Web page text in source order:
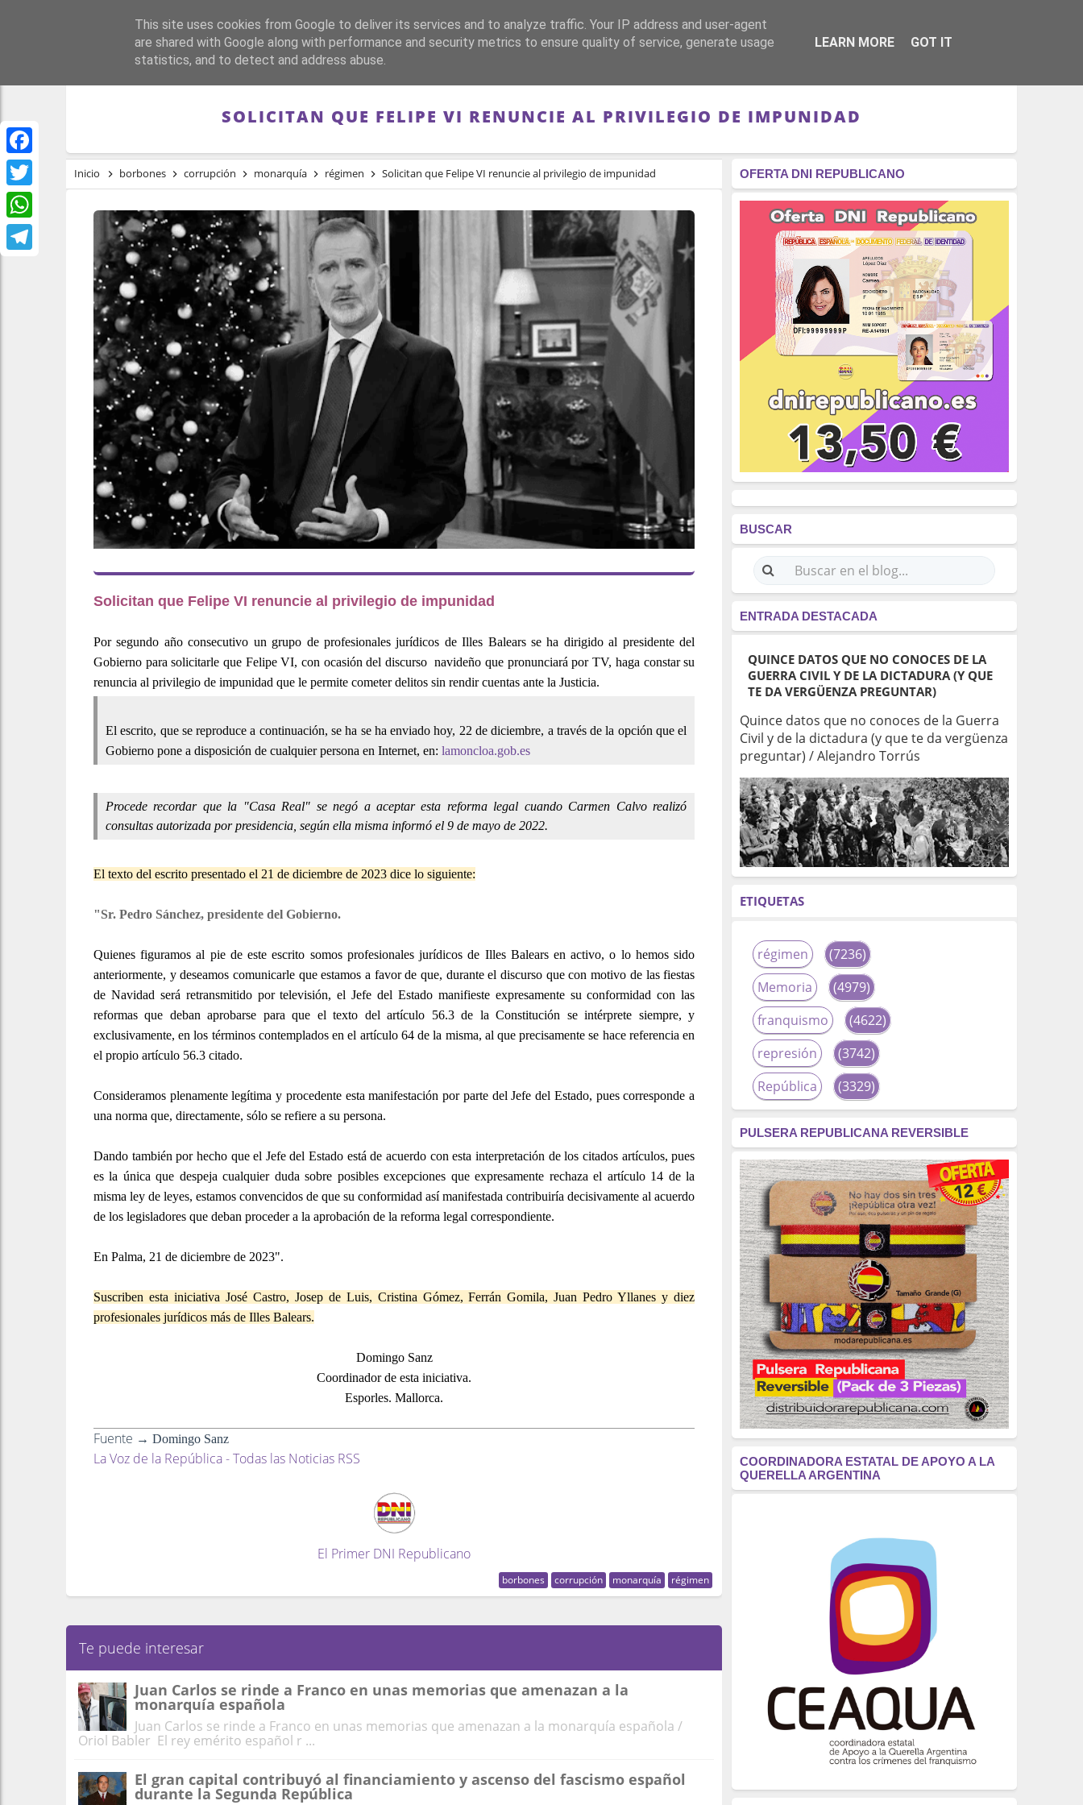
Facebook
Twitter
WhatsApp
PORTADA REPÚBLICA FRANQUISMO GUERRA DE ESPAÑA MEMORIA RÉGIMEN - MONARQUÍA
SOLICITAN QUE FELIPE VI RENUNCIE AL PRIVILEGIO DE IMPUNIDAD
Inicio borbones corrupción monarquía régimen Solicitan que Felipe VI renuncie al privilegio de impunidad
Solicitan que Felipe VI renuncie al privilegio de impunidad
Por segundo año consecutivo un grupo de profesionales jurídicos de Illes Balears se ha dirigido al presidente del
Gobierno para solicitarle que Felipe VI, con ocasión del discurso navideño que pronunciará por TV, haga constar su
renuncia al privilegio de impunidad que le permite cometer delitos sin rendir cuentas ante la Justicia.
El escrito, que se reproduce a continuación, se ha se ha enviado hoy, 22 de diciembre, a través de la opción que el
Gobierno pone a disposición de cualquier persona en Internet, en: lamoncloa.gob.es
Procede recordar que la "Casa Real" se negó a aceptar esta reforma legal cuando Carmen Calvo realizó
consultas autorizada por presidencia, según ella misma informó el 9 de mayo de 2022.
El texto del escrito presentado el 21 de diciembre de 2023 dice lo siguiente:
"Sr. Pedro Sánchez, presidente del Gobierno.
Quienes figuramos al pie de este escrito somos profesionales jurídicos de Illes Balears en activo, o lo hemos sido
anteriormente, y deseamos comunicarle que estamos a favor de que, durante el discurso que con motivo de las fiestas
de Navidad será retransmitido por televisión, el Jefe del Estado manifieste expresamente su conformidad con las
reformas que deban aprobarse para que el texto del artículo 56.3 de la Constitución se intérprete siempre, y
exclusivamente, en los términos contemplados en el artículo 64 de la misma, al que precisamente se hace referencia en
el propio artículo 56.3 citado.
Consideramos plenamente legítima y procedente esta manifestación por parte del Jefe del Estado, pues corresponde a
una norma que, directamente, sólo se refiere a su persona.
Dando también por hecho que el Jefe del Estado está de acuerdo con esta interpretación de los citados artículos, pues
es la única que despeja cualquier duda sobre posibles excepciones que expresamente rechaza el artículo 14 de la
misma ley de leyes, estamos convencidos de que su conformidad así manifestada contribuiría decisivamente al acuerdo
de los legisladores que deban proceder a la aprobación de la reforma legal correspondiente.
En Palma, 21 de diciembre de 2023".
Suscriben esta iniciativa José Castro, Josep de Luis, Cristina Gómez, Ferrán Gomila, Juan Pedro Yllanes y diez
profesionales jurídicos más de Illes Balears.
Domingo Sanz
Coordinador de esta iniciativa.
Esporles. Mallorca.
Fuente → Domingo Sanz
La Voz de la República - Todas las Noticias RSS
El Primer DNI Republicano
borbones corrupción monarquía régimen
Te puede interesar
Juan Carlos se rinde a Franco en unas memorias que amenazan a la
monarquía española
Juan Carlos se rinde a Franco en unas memorias que amenazan a la monarquía española /
Oriol Babler El rey emérito español r ...
El gran capital contribuyó al financiamiento y ascenso del fascismo español
durante la Segunda República
OFERTA DNI REPUBLICANO
BUSCAR
ENTRADA DESTACADA
QUINCE DATOS QUE NO CONOCES DE LA
GUERRA CIVIL Y DE LA DICTADURA (Y QUE
TE DA VERGÜENZA PREGUNTAR)
Quince datos que no conoces de la Guerra
Civil y de la dictadura (y que te da vergüenza
preguntar) / Alejandro Torrús
ETIQUETAS
régimen
(7236)
Memoria
(4979)
franquismo
(4622)
represión
(3742)
República
(3329)
fascismo
(2677)
tardofranquismo
(2320)
Actualidad
(2319)
monarquía
(2253)
borbones
(2176)
Cultura
(2163)
Guerra
(1674)
genocidio
(1234)
mujer
(1070)
Eventos
(914)
Crímenes del franquismo
(721)
(699)
(607)
neofranquismo
(567)
Justicia Universal
Derechos Humanos
(522)
Nacionalcatolicismo
(514)
PULSERA REPUBLICANA REVERSIBLE
COORDINADORA ESTATAL DE APOYO A LA
QUERELLA ARGENTINA
This site uses cookies from Google to deliver its services and to analyze traffic. Your IP address and user-agent
are shared with Google along with performance and security metrics to ensure quality of service, generate usage
statistics, and to detect and address abuse.
LEARN MORE GOT IT